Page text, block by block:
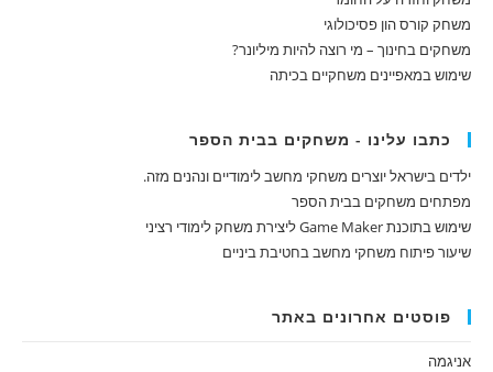
משחק קורס הון פסיכולוגי
משחקים בחינוך – מי רוצה להיות מיליונר?
שימוש במאפיינים משחקיים בכיתה
כתבו עלינו - משחקים בבית הספר
ילדים בישראל יוצרים משחקי מחשב לימודיים ונהנים מזה.
מפתחים משחקים בבית הספר
שימוש בתוכנת Game Maker ליצירת משחק לימודי רציני
שיעור פיתוח משחקי מחשב בחטיבת ביניים
פוסטים אחרונים באתר
אניגמה